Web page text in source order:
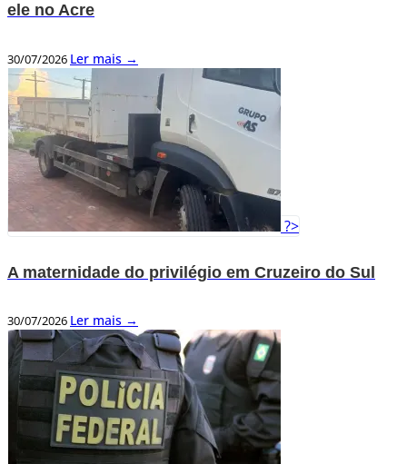
ele no Acre
30/07/2026 Ler mais →
?>
A maternidade do privilégio em Cruzeiro do Sul
30/07/2026 Ler mais →